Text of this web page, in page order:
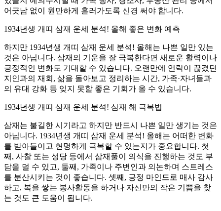
어긋남 없이 원만하게 흘러가도록 신경 써야 합니다.
1934년생 개띠 삼재 운세 분석! 올해 좋은 변화 예측
하지만 1934년생 개띠 삼재 운세 분석! 올해는 나쁜 일만 있는
것은 아닙니다. 삼재의 기운을 잘 극복한다면 새로운 활력이나
긍정적인 변화도 기대할 수 있습니다. 오랜만에 연락이 끊겼던
지인과의 재회, 삶을 돌아보고 정리하는 시간, 가족·자녀들과
의 유대 강화 등 잊지 못할 좋은 기회가 올 수 있습니다.
1934년생 개띠 삼재 운세 분석! 삼재 해 극복법
삼재는 불길한 시기라고 하지만 반드시 나쁜 일만 생기는 것은
아닙니다. 1934년생 개띠 삼재 운세 분석! 올해는 어떠한 변화
를 받아들이고 현명하게 극복할 수 있는지가 중요합니다. 첫
째, 사찰 또는 성당 등에서 삼재풀이 의식을 진행하는 것도 부
담을 덜 수 있고, 둘째, 가족이나 주변인과 의논하며 스트레스
를 분산시키는 것이 좋습니다. 셋째, 긍정 마인드로 매사 감사
하고, 복을 쌓는 봉사활동을 하거나 자신만의 작은 기쁨을 찾
는 것도 큰 도움이 됩니다.